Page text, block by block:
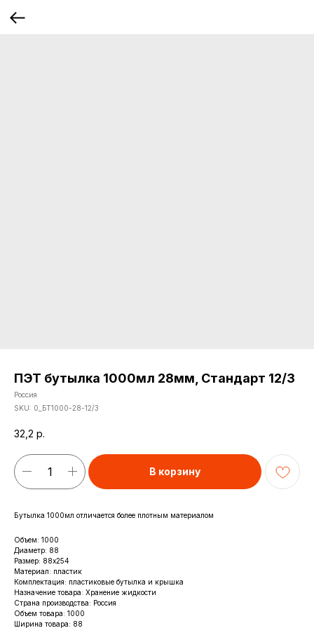
ПЭТ бутылка 1000мл 28мм, Стандарт 12/3
Россия
SKU: 0_БТ1000-28-12/3
32,2 р.
В корзину
Бутылка 1000мл отличается более плотным материалом
Объем: 1000
Диаметр: 88
Размер: 88x254
Материал: пластик
Комплектация: пластиковые бутылка и крышка
Назначение товара: Хранение жидкости
Страна производства: Россия
Объем товара: 1000
Ширина товара: 88